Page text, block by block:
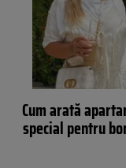
Cum arată
special pentru